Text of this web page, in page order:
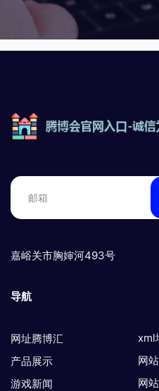
嘉峪关市胸婶河493号
导航
网址腾博汇
产品展示
游戏新闻
xml
网
网